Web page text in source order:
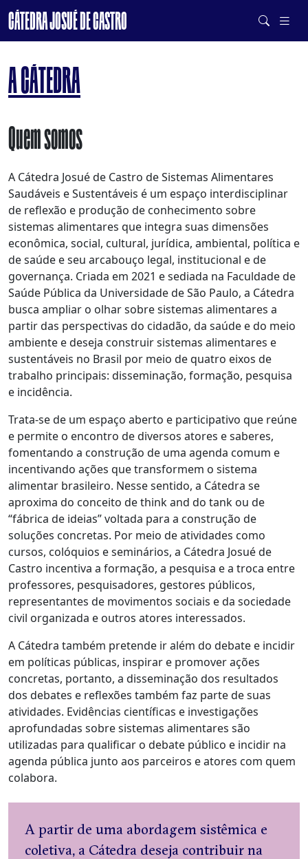
CÁTEDRA JOSUÉ DE CASTRO
DE SISTEMAS ALIMENTARES SAUDÁVEIS E SUSTENTÁVEIS
A CÁTEDRA
Quem somos
A Cátedra Josué de Castro de Sistemas Alimentares
Saudáveis e Sustentáveis é um espaço interdisciplinar
de reflexão e produção de conhecimento sobre
sistemas alimentares que integra suas dimensões
econômica, social, cultural, jurídica, ambiental, política e
de saúde e seu arcabouço legal, institucional e de
governança. Criada em 2021 e sediada na Faculdade de
Saúde Pública da Universidade de São Paulo, a Cátedra
busca ampliar o olhar sobre sistemas alimentares a
partir das perspectivas do cidadão, da saúde e do meio
ambiente e deseja construir sistemas alimentares e
sustentáveis no Brasil por meio de quatro eixos de
trabalho principais: disseminação, formação, pesquisa
e incidência.
Trata-se de um espaço aberto e participativo que reúne
e permite o encontro de diversos atores e saberes,
fomentando a construção de uma agenda comum e
incentivando ações que transformem o sistema
alimentar brasileiro. Nesse sentido, a Cátedra se
aproxima do conceito de think and do tank ou de
“fábrica de ideias” voltada para a construção de
soluções concretas. Por meio de atividades como
cursos, colóquios e seminários, a Cátedra Josué de
Castro incentiva a formação, a pesquisa e a troca entre
professores, pesquisadores, gestores públicos,
representantes de movimentos sociais e da sociedade
civil organizada e outros atores interessados.
A Cátedra também pretende ir além do debate e incidir
em políticas públicas, inspirar e promover ações
concretas, portanto, a disseminação dos resultados
dos debates e reflexões também faz parte de suas
atividades. Evidências científicas e investigações
aprofundadas sobre sistemas alimentares são
utilizadas para qualificar o debate público e incidir na
agenda pública junto aos parceiros e atores com quem
colabora.
A partir de uma abordagem sistêmica e
coletiva, a Cátedra deseja contribuir na